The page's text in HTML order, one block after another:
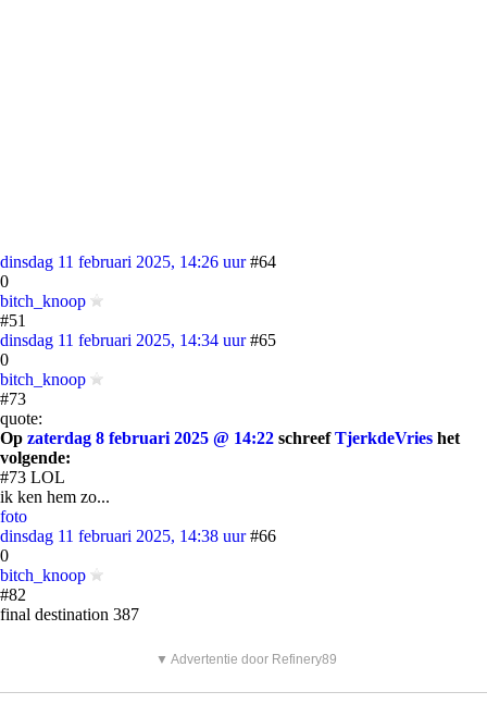
dinsdag 11 februari 2025, 14:26 uur #64
0
bitch_knoop
#51
dinsdag 11 februari 2025, 14:34 uur #65
0
bitch_knoop
#73
quote:
Op zaterdag 8 februari 2025 @ 14:22 schreefTjerkdeVries het
volgende:
#73 LOL
ik ken hem zo...
foto
dinsdag 11 februari 2025, 14:38 uur #66
0
bitch_knoop
#82
final destination 387
▼ Advertentie door Refinery89